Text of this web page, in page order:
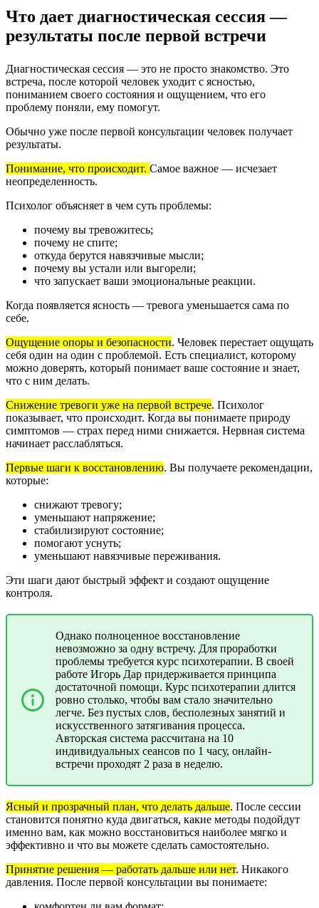
Что дает диагностическая сессия —
результаты после первой встречи
Диагностическая сессия — это не просто знакомство. Это
встреча, после которой человек уходит с ясностью,
пониманием своего состояния и ощущением, что его
проблему поняли, ему помогут.
Обычно уже после первой консультации человек получает
результаты.
Понимание, что происходит. Самое важное — исчезает
неопределенность.
Психолог объясняет в чем суть проблемы:
почему вы тревожитесь;
почему не спите;
откуда берутся навязчивые мысли;
почему вы устали или выгорели;
что запускает ваши эмоциональные реакции.
Когда появляется ясность — тревога уменьшается сама по
себе.
Ощущение опоры и безопасности. Человек перестает ощущать
себя один на один с проблемой. Есть специалист, которому
можно доверять, который понимает ваше состояние и знает,
что с ним делать.
Снижение тревоги уже на первой встрече. Психолог
показывает, что происходит. Когда вы понимаете природу
симптомов — страх перед ними снижается. Нервная система
начинает расслабляться.
Первые шаги к восстановлению. Вы получаете рекомендации,
которые:
снижают тревогу;
уменьшают напряжение;
стабилизируют состояние;
помогают уснуть;
уменьшают навязчивые переживания.
Эти шаги дают быстрый эффект и создают ощущение
контроля.
Однако полноценное восстановление
невозможно за одну встречу. Для проработки
проблемы требуется курс психотерапии. В своей
работе Игорь Дар придерживается принципа
достаточной помощи. Курс психотерапии длится
ровно столько, чтобы вам стало значительно
легче. Без пустых слов, бесполезных занятий и
искусственного затягивания процесса.
Авторская система рассчитана на 10
индивидуальных сеансов по 1 часу, онлайн-
встречи проходят 2 раза в неделю.
Ясный и прозрачный план, что делать дальше. После сессии
становится понятно куда двигаться, какие методы подойдут
именно вам, как можно восстановиться наиболее мягко и
эффективно и что вы можете сделать самостоятельно.
Принятие решения — работать дальше или нет. Никакого
давления. После первой консультации вы понимаете: